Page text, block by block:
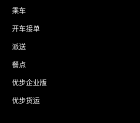
乘车
开车接单
派送
餐点
优步企业版
优步货运